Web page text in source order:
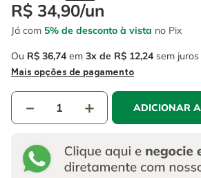
R$ 34,90/un
Já com 5% de desconto à vista no Pix
Ou R$ 36,74em 3 R$ 12,24sem juros
Mais opções de pagamento
＋
－ ADICIONAR
6 º fio
7º chave impacto
8º disco corte
serra copo
º escada
º serra circular
º fio
disco corte
serra copo